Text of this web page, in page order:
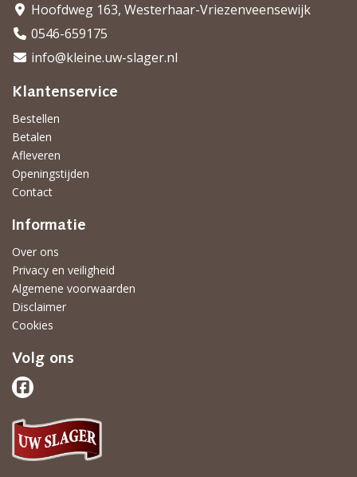
Hoofdweg 163, Westerhaar-Vriezenveensewijk
0546-659175
info@kleine.uw-slager.nl
Klantenservice
Bestellen
Betalen
Afleveren
Openingstijden
Contact
Informatie
Over ons
Privacy en veiligheid
Algemene voorwaarden
Disclaimer
Cookies
Volg ons